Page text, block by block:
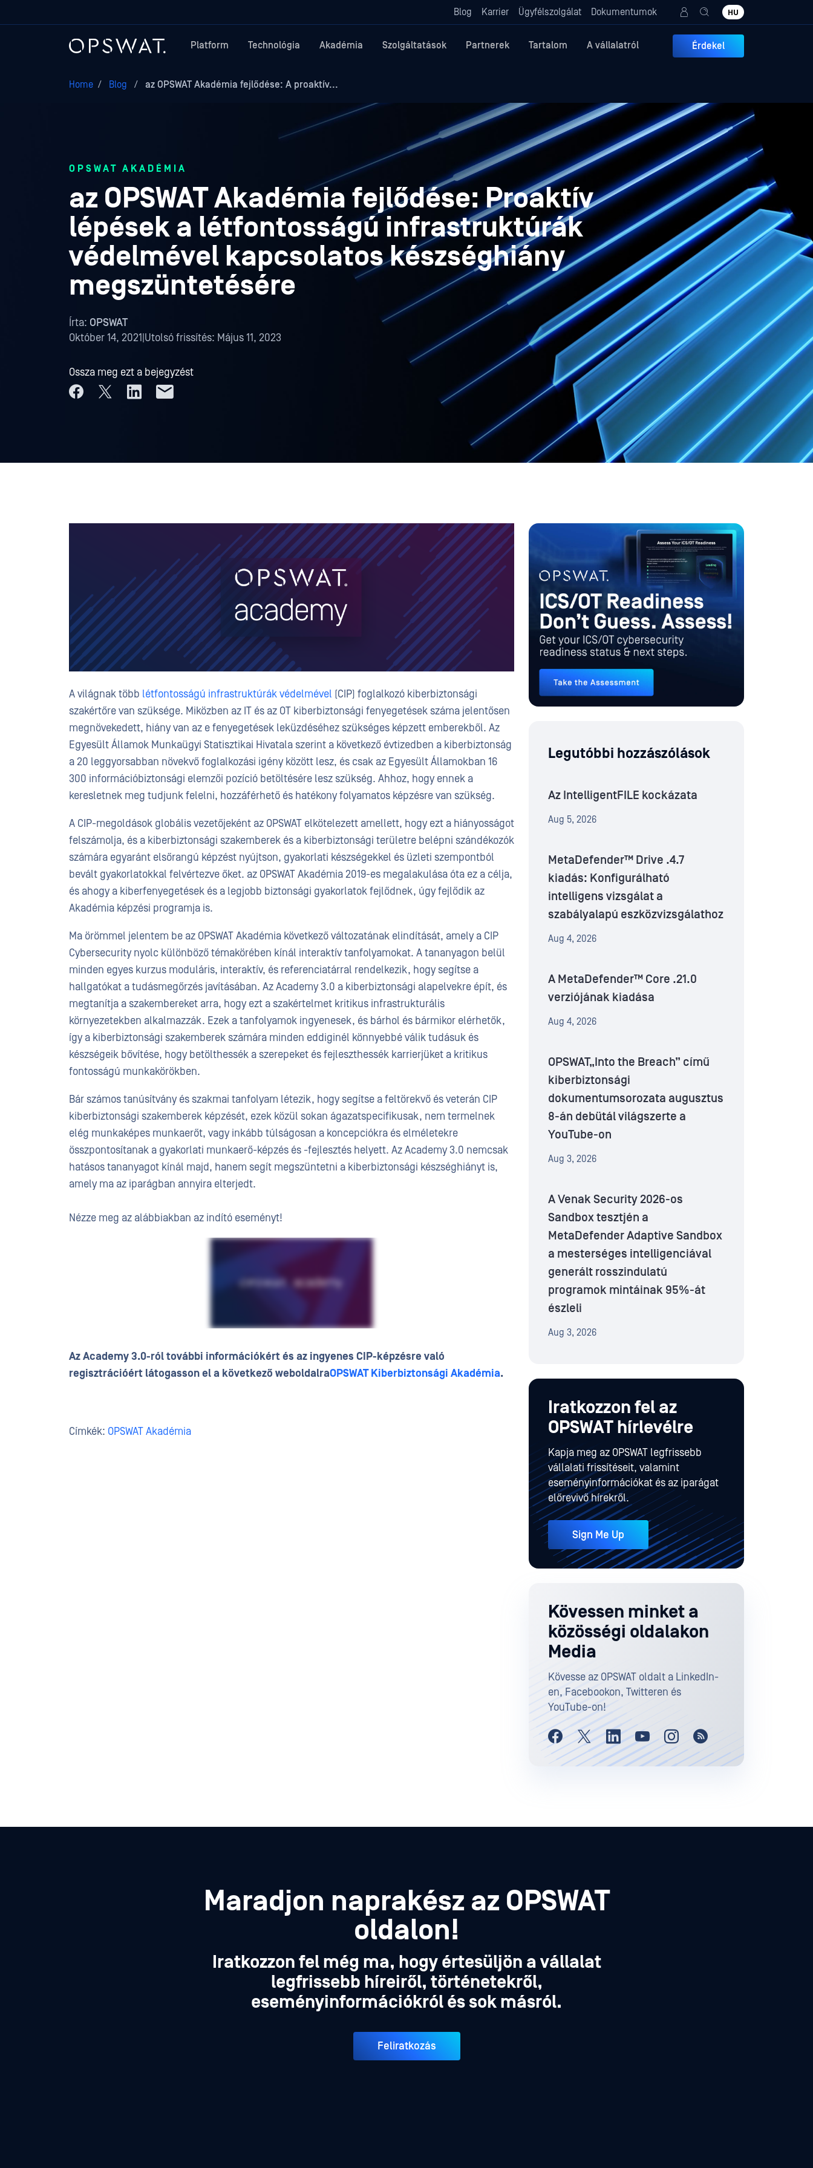
Blog Karrier Ügyfélszolgálat Dokumentumok HU
Platform Technológia Akadémia Szolgáltatások Partnerek Tartalom A vállalatról Érdekel
Home / Blog / az OPSWAT Akadémia fejlődése: A proaktív...
OPSWAT AKADÉMIA
az OPSWAT Akadémia fejlődése: Proaktív
lépések a létfontosságú infrastruktúrák
védelmével kapcsolatos készséghiány
megszüntetésére
Írta: OPSWAT
Október 14, 2021 Utolsó frissítés: Május 11, 2023
Ossza meg ezt a bejegyzést
A világnak több létfontosságú infrastruktúrák védelmével (CIP) foglalkozó kiberbiztonsági
szakértőre van szüksége. Miközben az IT és az OT kiberbiztonsági fenyegetések száma jelentősen
megnövekedett, hiány van az e fenyegetések leküzdéséhez szükséges képzett emberekből. Az
Egyesült Államok Munkaügyi Statisztikai Hivatala szerint a következő évtizedben a kiberbiztonság
a 20 leggyorsabban növekvő foglalkozási igény között lesz, és csak az Egyesült Államokban 16
300 információbiztonsági elemzői pozíció betöltésére lesz szükség. Ahhoz, hogy ennek a
keresletnek meg tudjunk felelni, hozzáférhető és hatékony folyamatos képzésre van szükség.
A CIP-megoldások globális vezetőjeként az OPSWAT elkötelezett amellett, hogy ezt a hiányosságot
felszámolja, és a kiberbiztonsági szakemberek és a kiberbiztonsági területre belépni szándékozók
számára egyaránt elsőrangú képzést nyújtson, gyakorlati készségekkel és üzleti szempontból
bevált gyakorlatokkal felvértezve őket. az OPSWAT Akadémia 2019-es megalakulása óta ez a célja,
és ahogy a kiberfenyegetések és a legjobb biztonsági gyakorlatok fejlődnek, úgy fejlődik az
Akadémia képzési programja is.
Ma örömmel jelentem be az OPSWAT Akadémia következő változatának elindítását, amely a CIP
Cybersecurity nyolc különböző témakörében kínál interaktív tanfolyamokat. A tananyagon belül
minden egyes kurzus moduláris, interaktív, és referenciatárral rendelkezik, hogy segítse a
hallgatókat a tudásmegőrzés javításában. Az Academy 3.0 a kiberbiztonsági alapelvekre épít, és
megtanítja a szakembereket arra, hogy ezt a szakértelmet kritikus infrastrukturális
környezetekben alkalmazzák. Ezek a tanfolyamok ingyenesek, és bárhol és bármikor elérhetők,
így a kiberbiztonsági szakemberek számára minden eddiginél könnyebbé válik tudásuk és
készségeik bővítése, hogy betölthessék a szerepeket és fejleszthessék karrierjüket a kritikus
fontosságú munkakörökben.
Bár számos tanúsítvány és szakmai tanfolyam létezik, hogy segítse a feltörekvő és veterán CIP
kiberbiztonsági szakemberek képzését, ezek közül sokan ágazatspecifikusak, nem termelnek
elég munkaképes munkaerőt, vagy inkább túlságosan a koncepciókra és elméletekre
összpontosítanak a gyakorlati munkaerő-képzés és -fejlesztés helyett. Az Academy 3.0 nemcsak
hatásos tananyagot kínál majd, hanem segít megszüntetni a kiberbiztonsági készséghiányt is,
amely ma az iparágban annyira elterjedt.
Nézze meg az alábbiakban az indító eseményt!
Az Academy 3.0-ról további információkért és az ingyenes CIP-képzésre való
regisztrációért látogasson el a következő weboldalraOPSWAT Kiberbiztonsági Akadémia.
Címkék: OPSWAT Akadémia
Legutóbbi hozzászólások
Az IntelligentFILE kockázata
Aug 5, 2026
MetaDefender™ Drive .4.7
kiadás: Konfigurálható
intelligens vizsgálat a
szabályalapú eszközvizsgálathoz
Aug 4, 2026
A MetaDefender™ Core .21.0
verziójának kiadása
Aug 4, 2026
OPSWAT„Into the Breach” című
kiberbiztonsági
dokumentumsorozata augusztus
8-án debütál világszerte a
YouTube-on
Aug 3, 2026
A Venak Security 2026-os
Sandbox tesztjén a
MetaDefender Adaptive Sandbox
a mesterséges intelligenciával
generált rosszindulatú
programok mintáinak 95%-át
észleli
Aug 3, 2026
Iratkozzon fel az
OPSWAT hírlevélre
Kapja meg az OPSWAT legfrissebb
vállalati frissítéseit, valamint
eseményinformációkat és az iparágat
előrevivő hírekről.
Sign Me Up
Kövessen minket a
közösségi oldalakon
Media
Kövesse az OPSWAT oldalt a LinkedIn-
en, Facebookon, Twitteren és
YouTube-on!
Maradjon naprakész az OPSWAT
oldalon!
Iratkozzon fel még ma, hogy értesüljön a vállalat
legfrissebb híreiről, történetekről,
eseményinformációkról és sok másról.
Feliratkozás